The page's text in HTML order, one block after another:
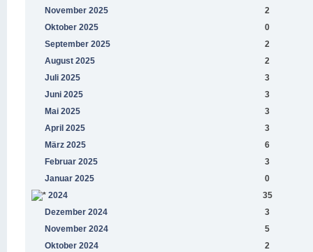
November 2025
2
Oktober 2025
0
September 2025
2
August 2025
2
Juli 2025
3
Juni 2025
3
Mai 2025
3
April 2025
3
März 2025
6
Februar 2025
3
Januar 2025
0
2024
35
Dezember 2024
3
November 2024
5
Oktober 2024
2